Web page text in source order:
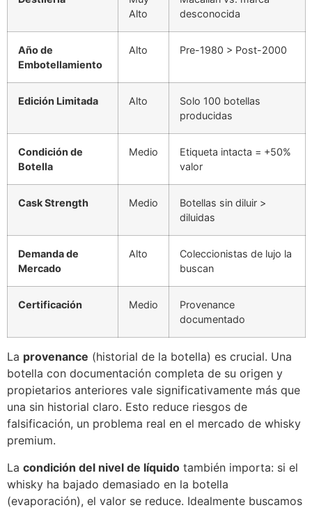
Alto
desconocida
Año de
Embotellamiento
Alto Pre-1980 > Post-2000
Edición Limitada Alto
Solo 100 botellas
producidas
Condición de
Botella
Medio
Etiqueta intacta = +50%
valor
Cask Strength Medio
Botellas sin diluir >
diluidas
Demanda de
Mercado
Alto
Coleccionistas de lujo la
buscan
Certificación Medio
Provenance
documentado
La provenance (historial de la botella) es crucial. Una
botella con documentación completa de su origen y
propietarios anteriores vale significativamente más que
una sin historial claro. Esto reduce riesgos de
falsificación, un problema real en el mercado de whisky
premium.
La condición del nivel de líquido también importa: si el
whisky ha bajado demasiado en la botella
(evaporación), el valor se reduce. Idealmente buscamos